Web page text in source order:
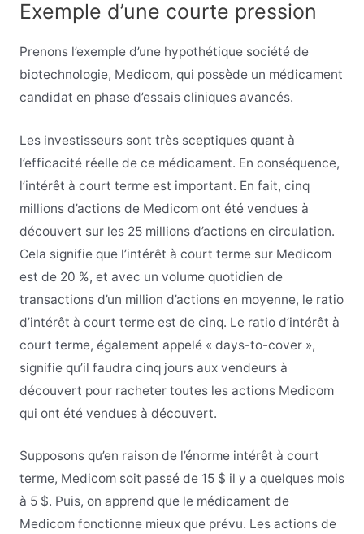
Exemple d’une courte pression
Prenons l’exemple d’une hypothétique société de
biotechnologie, Medicom, qui possède un médicament
candidat en phase d’essais cliniques avancés.
Les investisseurs sont très sceptiques quant à
l’efficacité réelle de ce médicament. En conséquence,
l’intérêt à court terme est important. En fait, cinq
millions d’actions de Medicom ont été vendues à
découvert sur les 25 millions d’actions en circulation.
Cela signifie que l’intérêt à court terme sur Medicom
est de 20 %, et avec un volume quotidien de
transactions d’un million d’actions en moyenne, le ratio
d’intérêt à court terme est de cinq. Le ratio d’intérêt à
court terme, également appelé « days-to-cover »,
signifie qu’il faudra cinq jours aux vendeurs à
découvert pour racheter toutes les actions Medicom
qui ont été vendues à découvert.
Supposons qu’en raison de l’énorme intérêt à court
terme, Medicom soit passé de 15 $ il y a quelques mois
à 5 $. Puis, on apprend que le médicament de
Medicom fonctionne mieux que prévu. Les actions de